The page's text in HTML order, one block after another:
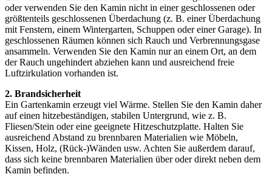
oder verwenden Sie den Kamin nicht in einer geschlossenen oder
größtenteils geschlossenen Überdachung (z. B. einer Überdachung
mit Fenstern, einem Wintergarten, Schuppen oder einer Garage). In
geschlossenen Räumen können sich Rauch und Verbrennungsgase
ansammeln. Verwenden Sie den Kamin nur an einem Ort, an dem
der Rauch ungehindert abziehen kann und ausreichend freie
Luftzirkulation vorhanden ist.
2. Brandsicherheit
Ein Gartenkamin erzeugt viel Wärme. Stellen Sie den Kamin daher
auf einen hitzebeständigen, stabilen Untergrund, wie z. B.
Fliesen/Stein oder eine geeignete Hitzeschutzplatte. Halten Sie
ausreichend Abstand zu brennbaren Materialien wie Möbeln,
Kissen, Holz, (Rück-)Wänden usw. Achten Sie außerdem darauf,
dass sich keine brennbaren Materialien über oder direkt neben dem
Kamin befinden.